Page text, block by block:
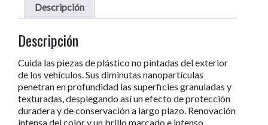
Descripción
Descripción
Cuida las piezas de plástico no pintadas del exterior
de los vehículos. Sus diminutas nanopartículas
penetran en profundidad las superficies granuladas y
texturadas, desplegando así un efecto de protección
duradera y de conservación a largo plazo. Renovación
intensa del color y un brillo marcado e intenso